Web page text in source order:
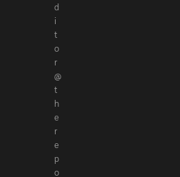
d
i
t
o
r
@
t
h
e
r
e
p
o